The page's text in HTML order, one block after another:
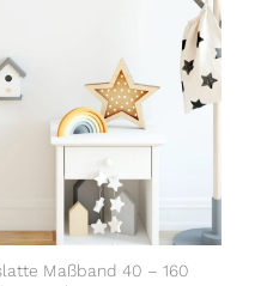
Maßband 40 – 160